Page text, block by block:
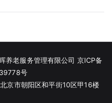
老服务管理有限公司 京ICP备
号
市朝阳区和平街10区甲16楼